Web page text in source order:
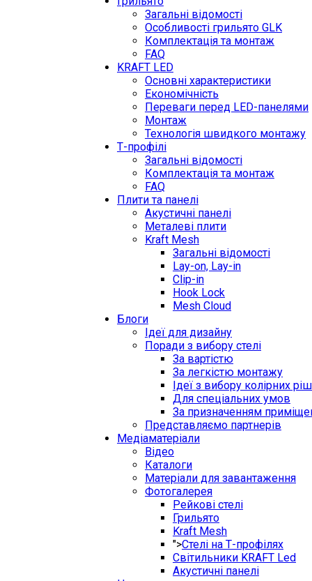
Загальні відомості
Особливості грильято GLK
Комплектація та монтаж
FAQ
KRAFT LED
Основні характеристики
Економічність
Переваги перед LED-панелями
Монтаж
Технологія швидкого монтажу
Т-профілі
Загальні відомості
Комплектація та монтаж
FAQ
Плити та панелі
Акустичні панелі
Металеві плити
Kraft Mesh
Загальні відомості
Lay-on, Lay-in
Clip-in
Hook Lock
Mesh Cloud
Блоги
Ідеї для дизайну
Поради з вибору стелі
За вартістю
За легкістю монтажу
Ідеї з вибору колірних
Для спеціальних умов
За призначенням
Представляємо партнерів
Медіаматеріали
Відео
Каталоги
Матеріали для завантаження
Фотогалерея
Рейкові стелі
Грильято
Kraft Mesh
">Стелі на Т-профілях
Світильники KRAFT Led
Акустичні панелі